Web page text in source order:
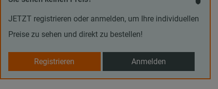
JETZT registrieren oder anmelden, um Ihre individuellen
Preise zu sehen und direkt zu bestellen!
Registrieren Anmelden